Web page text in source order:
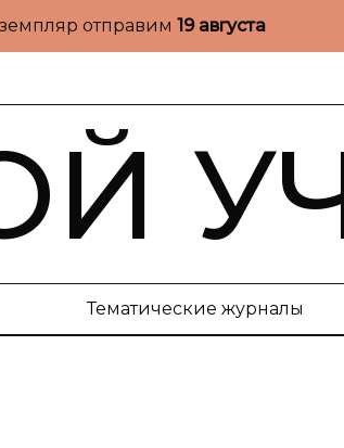
отправим 19 августа
Тематические журналы